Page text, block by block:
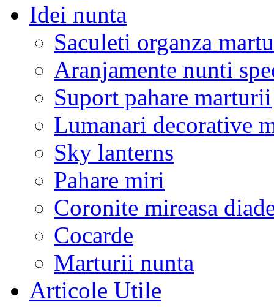
Idei nunta
Saculeti organza
Aranjamente nunti
Suport pahare marturii
Lumanari decorative
Sky lanterns
Pahare miri
Coronite mireasa
Cocarde
Marturii nunta
Articole Utile